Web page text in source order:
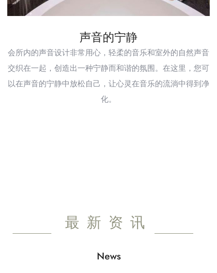
声音的宁静
会所内的声音设计非常用心，轻柔的音乐和室外的自然声音
交织在一起，创造出一种宁静而和谐的氛围。在这里，您可
以在声音的宁静中放松自己，让心灵在音乐的流淌中得到净
化。
最新资讯
News